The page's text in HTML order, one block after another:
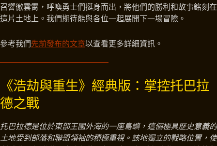
召響徹雲霄，呼喚勇士們挺身而出，將他們的勝利和故事銘刻在
這片土地上。我們期待能與各位一起展開下一場冒險。
參考我們先前發布的文章以查看更多詳細資訊。
《浩劫與重生》經典版：掌控托巴拉
德之戰
托巴拉德是位於東部王國外海的一座島嶼，這個極具歷史意義的
土地受到部落和聯盟領袖的積極重視。該地獨立的戰略位置，使